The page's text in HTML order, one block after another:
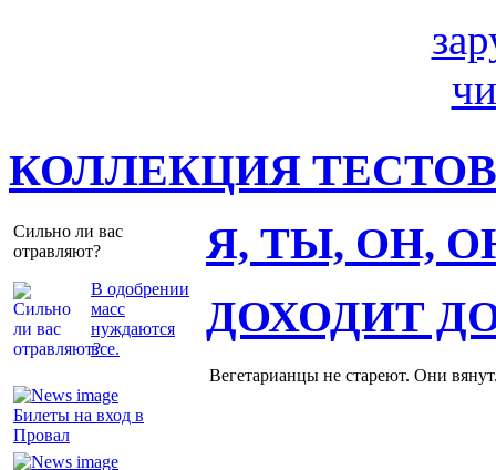
КОЛЛЕКЦИЯ ТЕСТОВ
Сильно ли вас
отравляют?
В одобрении
масс
нуждаются
все.
Я, ТЫ, ОН,
Билеты на вход в
Провал
ДОХОДИТ
Вегетарианцы не стареют. Они